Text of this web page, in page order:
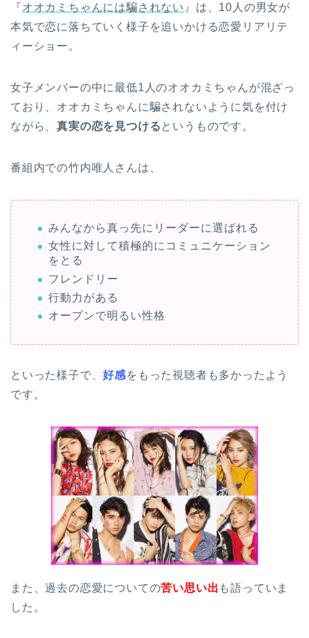
『オオカミちゃんには騙されない 』は、10人の男女が
本気で恋に落ちていく様子を追いかける恋愛リアリテ
ィーショー。
女子メンバーの中に最低1人のオオカミちゃんが混ざっ
ており、オオカミちゃんに騙されないように気を付け
ながら、真実の恋を見つけるというものです。
番組内での竹内唯人さんは、
みんなから真っ先にリーダーに選ばれる
女性に対して積極的にコミュニケーション
をとる
フレンドリー
行動力がある
オープンで明るい性格
といった様子で、好感をもった視聴者も多かったよう
です。
また、過去の恋愛についての苦い思い出 も語っていま
した。